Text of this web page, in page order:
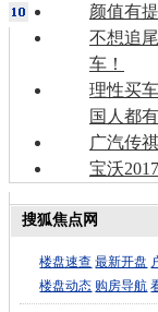
颜值有
不想追
车！
理性买
国人都有
广汽传
宝沃
搜狐焦点网
楼盘速查 最新开盘
楼盘动态 购房导航